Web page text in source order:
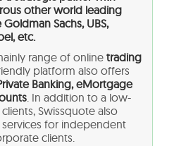
other world leading
Sachs, UBS,
etc.
range of online trading
platform also offers
Banking, eMortgage
. In addition to a low-
Swissquote also
for independent
clients.